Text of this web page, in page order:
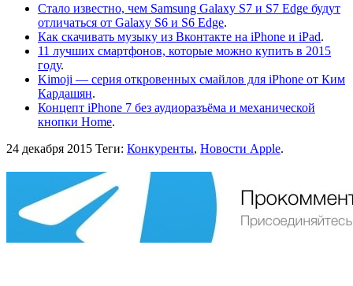
Стало известно, чем Samsung Galaxy S7 и S7 Edge будут
отличаться от Galaxy S6 и S6 Edge.
Как скачивать музыку из Вконтакте на iPhone и iPad.
11 лучших смартфонов, которые можно купить в 2015
году.
Kimoji — серия откровенных смайлов для iPhone от Ким
Кардашян.
Концепт iPhone 7 без аудиоразъёма и механической
кнопки Home.
24 декабря 2015 Теги: Конкуренты, Новости Apple.